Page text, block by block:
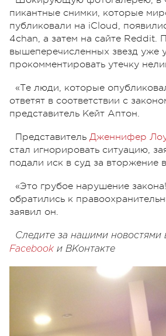
пикантные снимки, которые
публиковали на iCloud,
4chan, а затем на сайте Reddit.
вышеперечисленных звезд уже
прокомментировать утечку
«Те люди, которые
ответят в соответствии с
представитель Кейт Аптон.
Представитель Дженнифер
стал игнорировать ситуацию,
подали иск в суд за вторжение
«Это грубое нарушение
обратились к
заявил он.
Следите за нашими новостями
Facebook и ВКонтакте